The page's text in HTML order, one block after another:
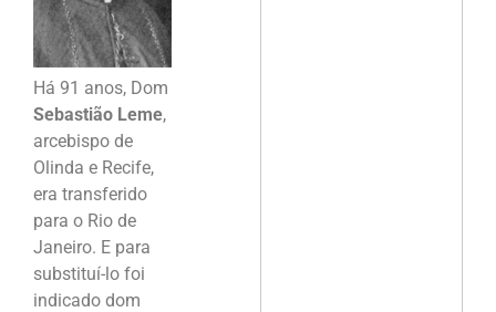
Há 91 anos, Dom
Sebastião Leme,
arcebispo de
Olinda e Recife,
era transferido
para o Rio de
Janeiro. E para
substituí-lo foi
indicado dom